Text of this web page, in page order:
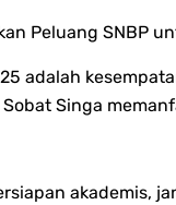
Peluang SNBP
adalah
Singa
akademis,